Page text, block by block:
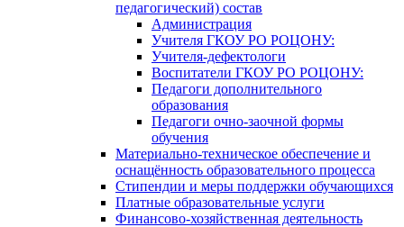
педагогический) состав
Администрация
Учителя ГКОУ РО РОЦОНУ:
Учителя-дефектологи
Воспитатели ГКОУ РО РОЦОНУ:
Педагоги дополнительного
образования
Педагоги очно-заочной формы
обучения
Материально-техническое обеспечение и
оснащённость образовательного процесса
Стипендии и меры поддержки обучающихся
Платные образовательные услуги
Финансово-хозяйственная деятельность